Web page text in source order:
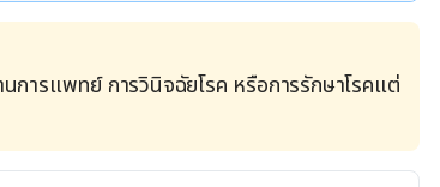
ารแพทย์ การวินิจฉัยโรค หรือการรักษาโรคแต่